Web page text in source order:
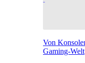
Von
Gaming-Welt